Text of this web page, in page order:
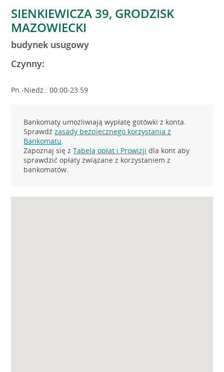
SIENKIEWICZA 39, GRODZISK
MAZOWIECKI
budynek usugowy
Czynny:
Pn.-Niedz.: 00:00-23:59
Bankomaty umożliwiają wypłatę gotówki z konta.
Sprawdźzasady bezpiecznego korzystania z
Bankomatu.
Zapoznaj się zTabelą opłat i Prowizji dla kont aby
sprawdzić opłaty związane z korzystaniem z
bankomatów.